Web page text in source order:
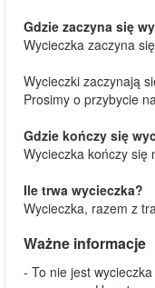
Gdzie zaczyna się
Wycieczka zaczyna
Wycieczki zaczynają
Prosimy o przybycie
Gdzie kończy się
Wycieczka kończy się
Ile trwa wycieczka?
Wycieczka, razem z
Ważne informacje
- To nie jest